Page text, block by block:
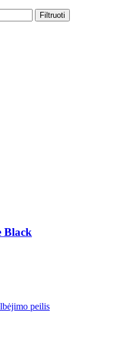
Filtruoti
Black